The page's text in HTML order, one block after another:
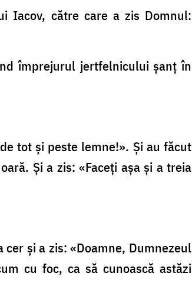
Iacov, către care a zis Domnul:
împrejurul jertfelnicului şanţ în
tot şi peste lemne!». Şi au făcut
Şi a zis: «Faceţi aşa şi a treia
şi a zis: «Doamne, Dumnezeul
cu foc, ca să cunoască astăzi